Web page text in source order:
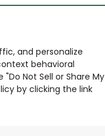
and personalize
behavioral
Not Sell or Share My
by clicking the link